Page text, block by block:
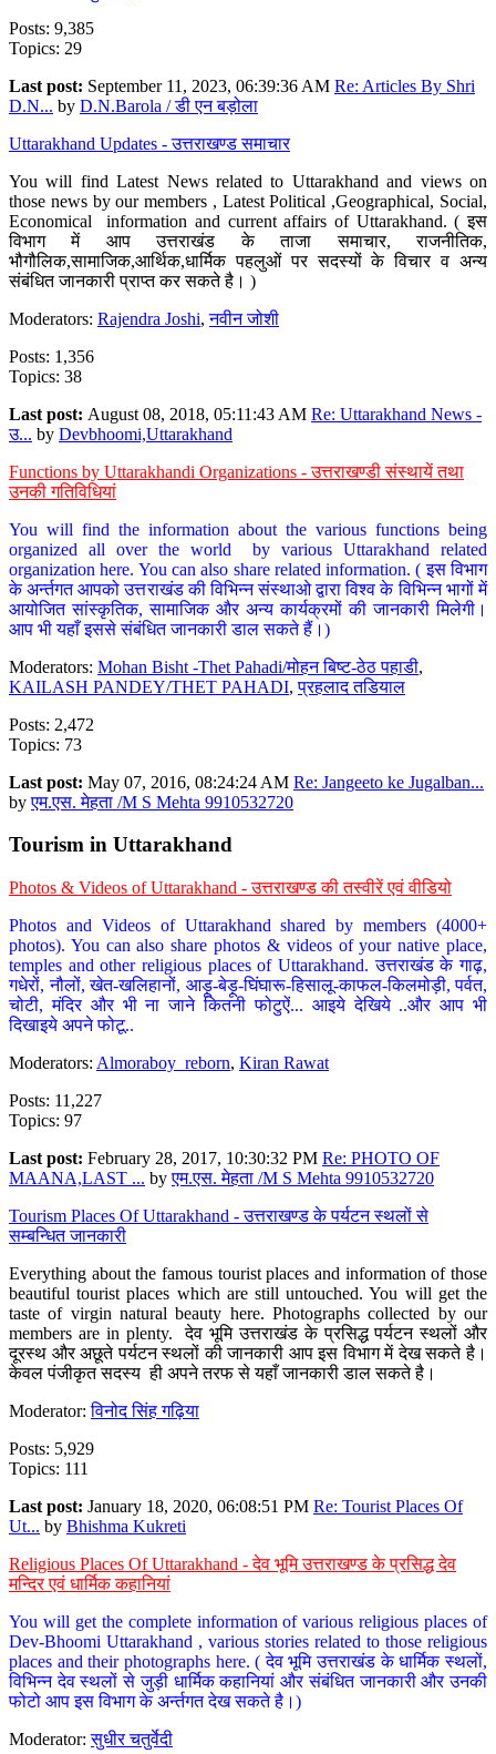
Posts: 9,385
Topics: 29
Last post: September 11, 2023, 06:39:36 AM Re: Articles By Shri
D.N... by D.N.Barola / डी एन बड़ोला
Uttarakhand Updates - उत्तराखण्ड समाचार
You will find Latest News related to Uttarakhand and views on
those news by our members , Latest Political ,Geographical, Social,
Economical information and current affairs of Uttarakhand. ( इस
विभाग में आप उत्तराखंड के ताजा समाचार, राजनीतिक,
भौगौलिक,सामाजिक,आर्थिक,धार्मिक पहलुओं पर सदस्यों के विचार व अन्य
संबंधित जानकारी प्राप्त कर सकते है। )
Moderators: Rajendra Joshi,नवीन जोशी
Posts: 1,356
Topics: 38
Last post: August 08, 2018, 05:11:43 AM Re: Uttarakhand News -
उ... by Devbhoomi,Uttarakhand
Functions by Uttarakhandi Organizations - उत्तराखण्डी संस्थायें तथा
उनकी गतिविधियां
You will find the information about the various functions being
organized all over the world by various Uttarakhand related
organization here. You can also share related information. ( इस विभाग
के अर्न्तगत आपको उत्तराखंड की विभिन्न संस्थाओ द्वारा विश्व के विभिन्न भागों में
आयोजित सांस्कृतिक, सामाजिक और अन्य कार्यक्रमों की जानकारी मिलेगी।
आप भी यहाँ इससे संबंधित जानकारी डाल सकते हैं।)
Moderators: Mohan Bisht -Thet Pahadi/मोहन बिष्ट-ठेठ पहाडी,
KAILASH PANDEY/THET PAHADI,प्रहलाद तडियाल
Posts: 2,472
Topics: 73
Last post: May 07, 2016, 08:24:24 AM Re: Jangeeto ke Jugalban...
byएम.एस. मेहता /M S Mehta 9910532720
Tourism in Uttarakhand
Photos & Videos of Uttarakhand - उत्तराखण्ड की तस्वीरें एवं वीडियो
Photos and Videos of Uttarakhand shared by members (4000+
photos). You can also share photos & videos of your native place,
temples and other religious places of Uttarakhand. उत्तराखंड के गाढ़,
गधेरों, नौलों, खेत-खलिहानों, आड़ू-बेड़ू-घिंघारू-हिसालू-काफल-किलमोड़ी, पर्वत,
चोटी, मंदिर और भी ना जाने कितनी फोटुऐं... आइये देखिये ..और आप भी
दिखाइये अपने फोटू..
Moderators: Almoraboy_reborn, Kiran Rawat
Posts: 11,227
Topics: 97
Last post: February 28, 2017, 10:30:32 PM Re: PHOTO OF
MAANA,LAST ... byएम.एस. मेहता /M S Mehta 9910532720
Tourism Places Of Uttarakhand - उत्तराखण्ड के पर्यटन स्थलों से
सम्बन्धित जानकारी
Everything about the famous tourist places and information of those
beautiful tourist places which are still untouched. You will get the
taste of virgin natural beauty here. Photographs collected by our
members are in plenty. देव भूमि उत्तराखंड के प्रसिद्ध पर्यटन स्थलों और
दूरस्थ और अछूते पर्यटन स्थलों की जानकारी आप इस विभाग में देख सकते है।
केवल पंजीकृत सदस्य ही अपने तरफ से यहाँ जानकारी डाल सकते है।
Moderator:विनोद सिंह गढ़िया
Posts: 5,929
Topics: 111
Last post: January 18, 2020, 06:08:51 PM Re: Tourist Places Of
Ut... by Bhishma Kukreti
Religious Places Of Uttarakhand - देव भूमि उत्तराखण्ड के प्रसिद्ध देव
मन्दिर एवं धार्मिक कहानियां
You will get the complete information of various religious places of
Dev-Bhoomi Uttarakhand , various stories related to those religious
places and their photographs here. ( देव भूमि उत्तराखंड के धार्मिक स्थलों,
विभिन्न देव स्थलों से जुड़ी धार्मिक कहानियां और संबंधित जानकारी और उनकी
फोटो आप इस विभाग के अर्न्तगत देख सकते है।)
Moderator:सुधीर चतुर्वेदी